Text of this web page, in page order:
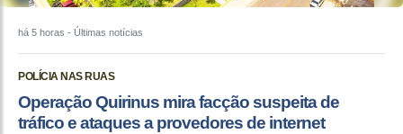
há 5 horas - Últimas notícias
POLÍCIA NAS RUAS
Operação Quirinus mira facção suspeita de
tráfico e ataques a provedores de internet